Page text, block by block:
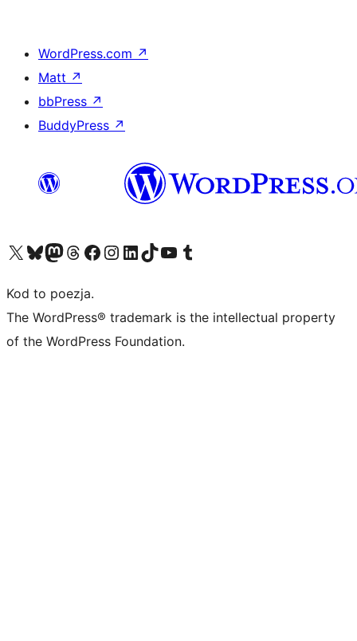
WordPress.com ↗
Matt ↗
bbPress ↗
BuddyPress ↗
Odwiedź nasze konto X (dawniej Twitter)
Odwiedź nasze konto Bluesky
Odwiedź nasze konto na Mastodoncie
Odwiedź naszego Threadsa
Odwiedź naszego Facebooka
Odwiedź nasze konto na Instagramie
Odwiedź nasze konto na LinkedIn
Odwiedź naszego TikToka
Odwiedź nasz kanał YouTube
Odwiedź naszego Tumblra
Kod to poezja.
The WordPress® trademark is the intellectual property
of the WordPress Foundation.